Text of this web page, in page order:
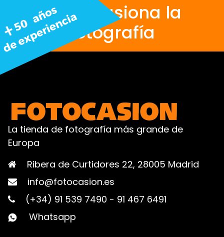
Nos apasiona la
fotografía
La tienda de fotografía más grande de
Europa
Ribera de Curtidores 22, 28005 Madrid
info@fotocasion.es
(+34) 91 539 7490 - 91 467 6491
Whatsapp